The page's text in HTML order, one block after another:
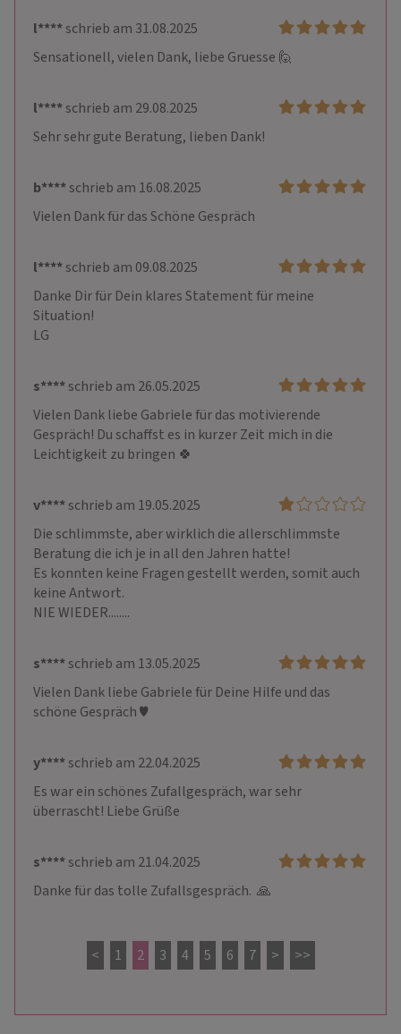
l****schrieb am 31.08.2025
Sensationell, vielen Dank, liebe Gruesse 🙋
l****schrieb am 29.08.2025
Sehr sehr gute Beratung, lieben Dank!
b****schrieb am 16.08.2025
Vielen Dank für das Schöne Gespräch
l****schrieb am 09.08.2025
Danke Dir für Dein klares Statement für meine
Situation!
LG
s****schrieb am 26.05.2025
Vielen Dank liebe Gabriele für das motivierende
Gespräch! Du schaffst es in kurzer Zeit mich in die
Leichtigkeit zu bringen 🍀
v****schrieb am 19.05.2025
Die schlimmste, aber wirklich die allerschlimmste
Beratung die ich je in all den Jahren hatte!
Es konnten keine Fragen gestellt werden, somit auch
keine Antwort.
s****schrieb am 13.05.2025
Vielen Dank liebe Gabriele für Deine Hilfe und das
schöne Gespräch ♥️
y****schrieb am 22.04.2025
Es war ein schönes Zufallgespräch, war sehr
überrascht! Liebe Grüße
s****schrieb am 21.04.2025
Danke für das tolle Zufallsgespräch.  🙏
< 1 2 3 4 5 6 7 > >>